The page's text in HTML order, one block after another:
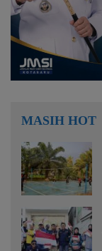
MASIH HOT